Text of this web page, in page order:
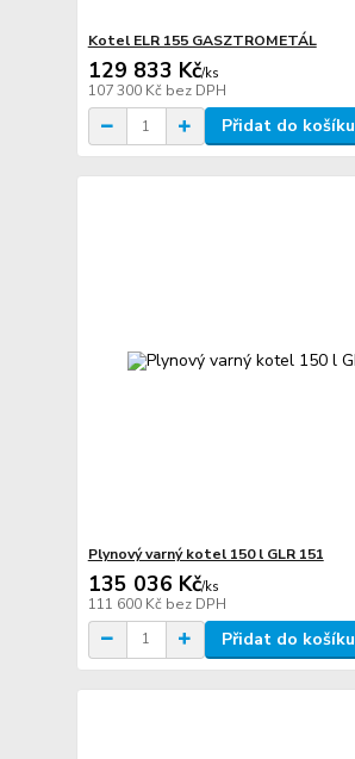
Kotel ELR 155 GASZTROMETÁL
129 833 Kč/ks
107 300 Kč bez DPH
Přidat do košíku
Plynový varný kotel 150 l GLR 151
135 036 Kč/ks
111 600 Kč bez DPH
Přidat do košíku